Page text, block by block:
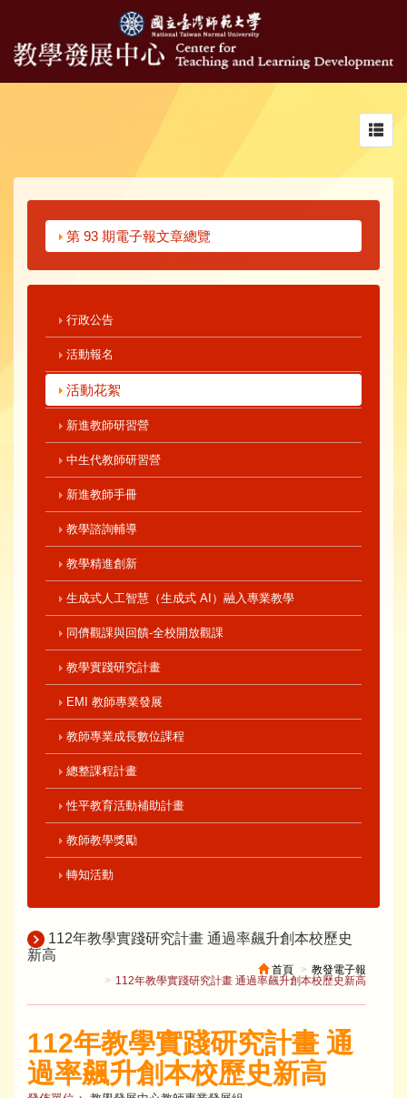
第 93 期電子報文章總覽
行政公告
活動報名
活動花絮
新進教師研習營
中生代教師研習營
新進教師手冊
教學諮詢輔導
教學精進創新
生成式人工智慧（生成式 AI）融入專業教學
同儕觀課與回饋-全校開放觀課
教學實踐研究計畫
EMI 教師專業發展
教師專業成長數位課程
總整課程計畫
性平教育活動補助計畫
教師教學獎勵
轉知活動
112年教學實踐研究計畫 通過率飆升創本校歷史
新高
首頁
教發電子報
112年教學實踐研究計畫 通過率飆升創本校歷史新高
112年教學實踐研究計畫 通
過率飆升創本校歷史新高